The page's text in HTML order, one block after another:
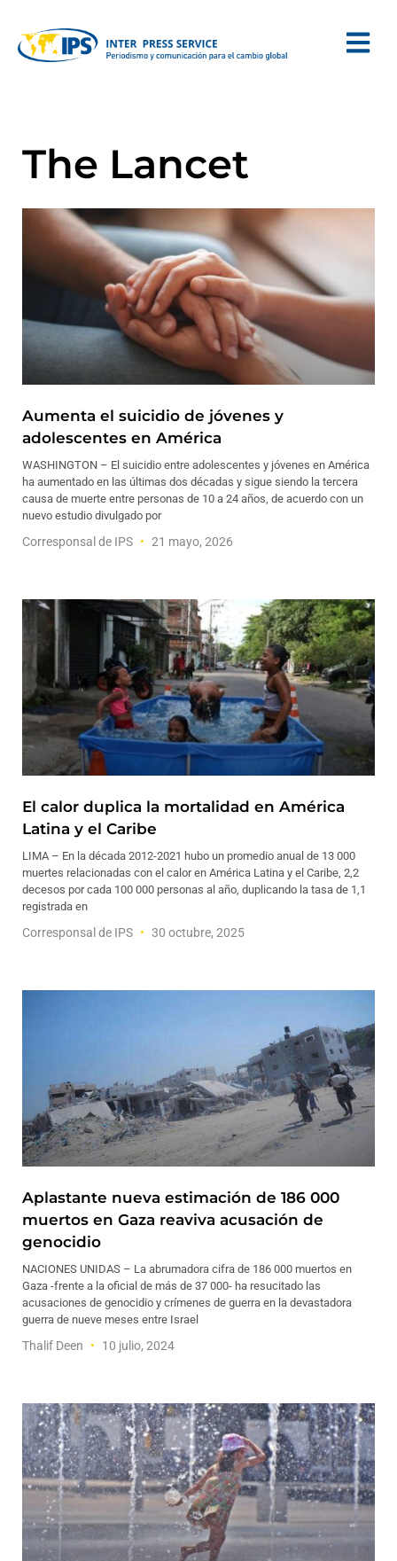
The Lancet
Aumenta el suicidio de jóvenes y
adolescentes en América
WASHINGTON – El suicidio entre adolescentes y jóvenes en América
ha aumentado en las últimas dos décadas y sigue siendo la tercera
causa de muerte entre personas de 10 a 24 años, de acuerdo con un
nuevo estudio divulgado por
Corresponsal de IPS 21 mayo, 2026
El calor duplica la mortalidad en América
Latina y el Caribe
LIMA – En la década 2012-2021 hubo un promedio anual de 13 000
muertes relacionadas con el calor en América Latina y el Caribe, 2,2
decesos por cada 100 000 personas al año, duplicando la tasa de 1,1
registrada en
Corresponsal de IPS 30 octubre, 2025
Aplastante nueva estimación de 186 000
muertos en Gaza reaviva acusación de
genocidio
NACIONES UNIDAS – La abrumadora cifra de 186 000 muertos en
Gaza -frente a la oficial de más de 37 000- ha resucitado las
acusaciones de genocidio y crímenes de guerra en la devastadora
guerra de nueve meses entre Israel
Thalif Deen 10 julio, 2024